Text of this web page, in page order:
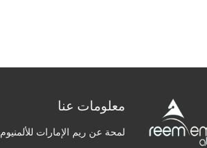
معلومات عنا
لمحة عن ريم الإمارات للألمنيوم